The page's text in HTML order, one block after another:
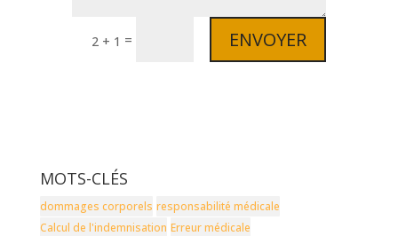
2 + 1 = ENVOYER
MOTS-CLÉS
dommages corporels responsabilité médicale
Calcul de l'indemnisation Erreur médicale